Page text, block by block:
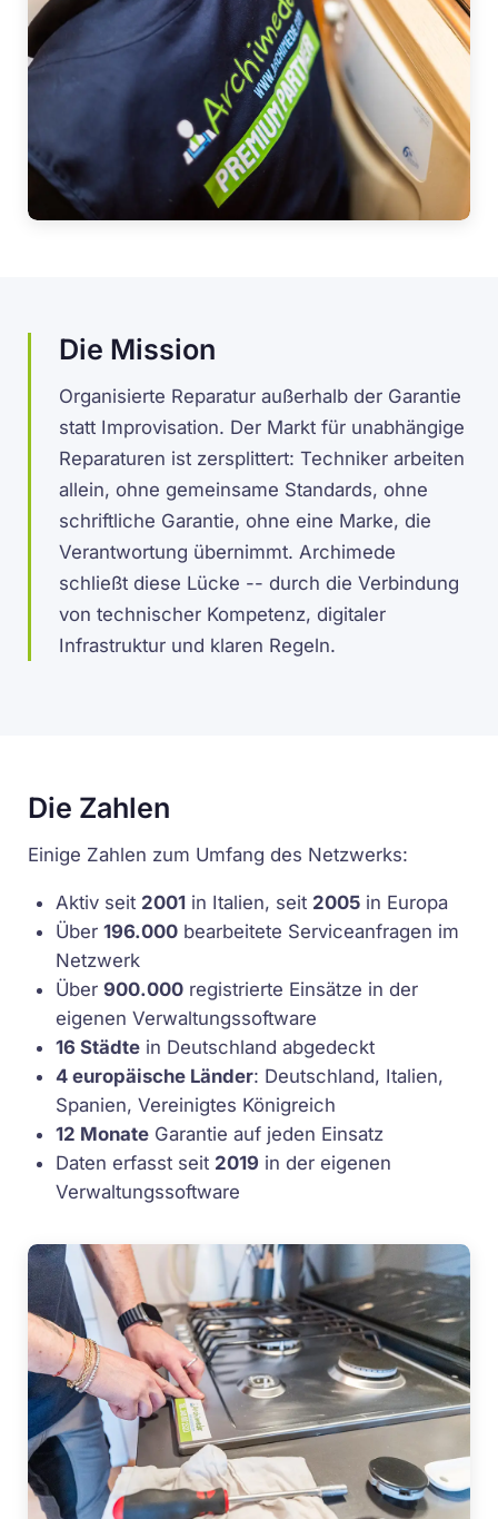
Die Mission
Organisierte Reparatur außerhalb der Garantie
statt Improvisation. Der Markt für unabhängige
Reparaturen ist zersplittert: Techniker arbeiten
allein, ohne gemeinsame Standards, ohne
schriftliche Garantie, ohne eine Marke, die
Verantwortung übernimmt. Archimede
schließt diese Lücke -- durch die Verbindung
von technischer Kompetenz, digitaler
Infrastruktur und klaren Regeln.
Die Zahlen
Einige Zahlen zum Umfang des Netzwerks:
Aktiv seit 2001 in Italien, seit 2005 in Europa
Über196.000 bearbeitete Serviceanfragen im
Netzwerk
Über900.000 registrierte Einsätze in der
eigenen Verwaltungssoftware
16 Städte in Deutschland abgedeckt
4 europäische Länder: Deutschland, Italien,
Spanien, Vereinigtes Königreich
12 Monate Garantie auf jeden Einsatz
Daten erfasst seit 2019 in der eigenen
Verwaltungssoftware